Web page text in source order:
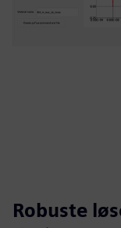
Robuste